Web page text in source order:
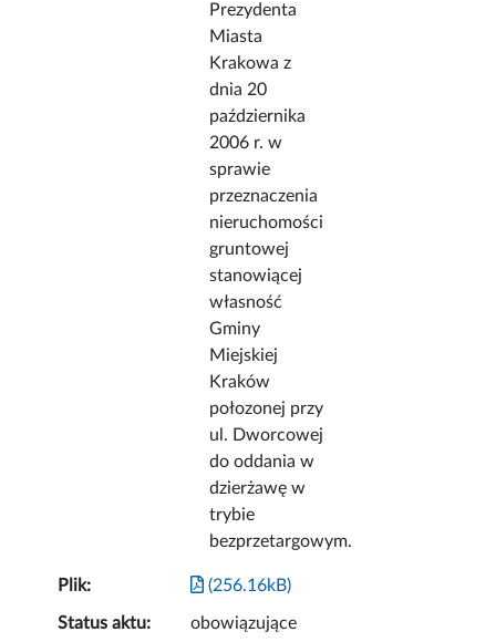
Prezydenta
Miasta
Krakowa z
dnia 20
października
2006 r. w
sprawie
przeznaczenia
nieruchomości
gruntowej
stanowiącej
własność
Gminy
Miejskiej
Kraków
połozonej przy
ul. Dworcowej
do oddania w
dzierżawę w
trybie
bezprzetargowym.
Plik: (256.16kB)
Status aktu: obowiązujące